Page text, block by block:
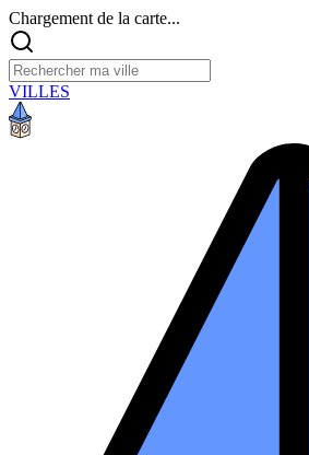
Chargement de la carte...
VILLES